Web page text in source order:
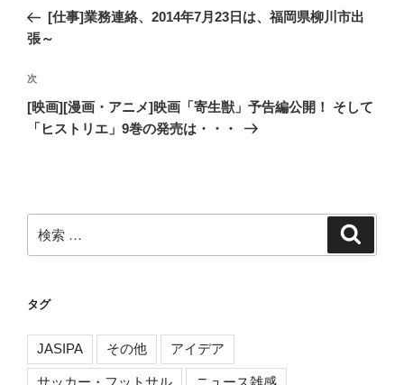
ナ
ゲ
ー
シ
去
の
稿
[仕事]業務連絡、2014年7月23日は、福岡県柳川市出
張～
次
の
投
次
[映画][漫画・アニメ]映画「寄生獣」予告編公開！ そして
「ヒストリエ」9巻の発売は・・・
索:
タグ
JASIPA その他 アイデア
サッカー・フットサル ニュース雑感